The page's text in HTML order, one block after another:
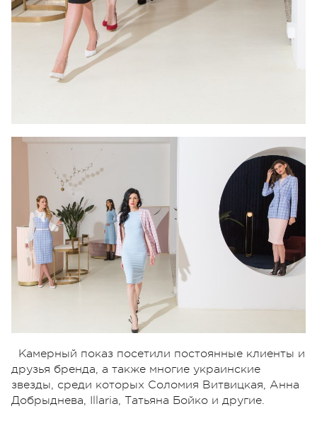
Камерный показ посетили постоянные клиенты и
друзья бренда, а также многие украинские
звезды, среди которых Соломия Витвицкая, Анна
Добрыднева, Illaria, Татьяна Бойко и другие.